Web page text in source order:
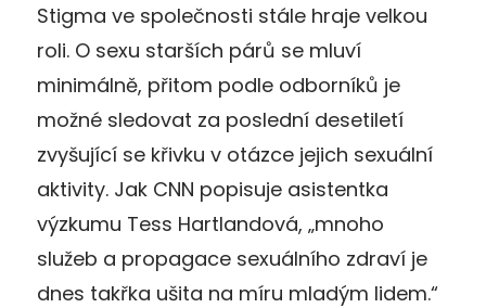
Stigma ve společnosti stále hraje velkou
roli. O sexu starších párů se mluví
minimálně, přitom podle odborníků je
možné sledovat za poslední desetiletí
zvyšující se křivku v otázce jejich sexuální
aktivity. Jak CNN popisuje asistentka
výzkumu Tess Hartlandová, „mnoho
služeb a propagace sexuálního zdraví je
dnes takřka ušita na míru mladým lidem.“